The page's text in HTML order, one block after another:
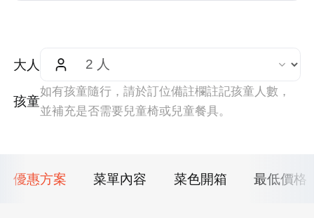
大人
孩童
如有孩童隨行，請於訂位備註欄註記孩童人數，
並補充是否需要兒童椅或兒童餐具。
優惠方案 菜單內容 菜色開箱 最低價格